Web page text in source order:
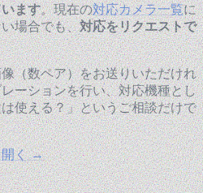
ます。現在の対応カメラ一覧に
場合でも、対応をリクエストで
（数ペア）をお送りいただけれ
ーションを行い、対応機種とし
使える？」というご相談だけで
開く →